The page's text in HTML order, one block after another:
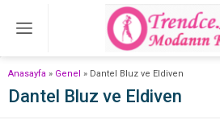
Anasayfa » Genel » Dantel Bluz ve Eldiven
Dantel Bluz ve Eldiven